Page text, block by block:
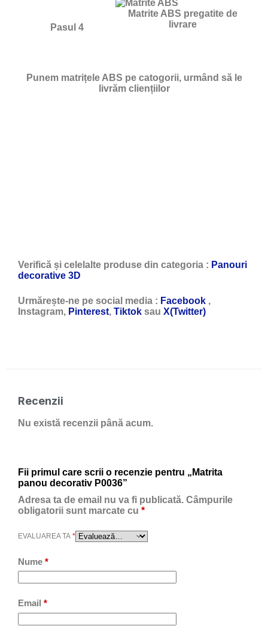
Matrite ABS pregatite de
livrare
Pasul 4
Punem matrițele ABS pe catogorii, urmând să le
livrăm cliențiilor
Verifică și celelalte produse din categoria : Panouri
decorative 3D
Urmărește-ne pe social media : Facebook ,
Instagram, Pinterest, Tiktok sau X(Twitter)
Recenzii
Nu există recenzii până acum.
Fii primul care scrii o recenzie pentru „Matrita
panou decorativ P0036”
Adresa ta de email nu va fi publicată. Câmpurile
obligatorii sunt marcate cu *
EVALUAREA TA *
Nume *
Email *